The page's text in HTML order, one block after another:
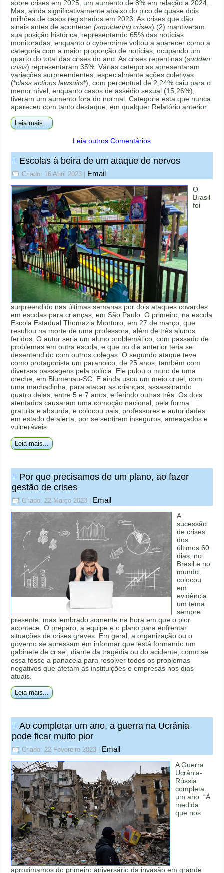
sobre crises em 2025, um aumento de 8% em relação a 2024.
Mas, ainda significativamente abaixo do pico de quase dois
milhões de casos registrados em 2023. As crises que dão
sinais antes de acontecer(smoldering crises) (2) mantiveram
sua posição histórica, representando 65% das notícias
monitoradas, enquanto o cybercrime voltou a aparecer como a
categoria com a maior proporção de notícias, ocupando um
quarto do total das crises do ano. As crises repentinas (sudden
crisis) representaram 35%. Várias categorias apresentaram
variações surpreendentes, especialmente ações coletivas
(*class actions lawsuits*), com percentual de 2,24% caiu para o
menor nível; enquanto casos de assédio sexual (15,26%),
tiveram um aumento fora do normal. Categoria esta que nunca
apareceu com tanto destaque, em qualquer Relatório anterior.
Leia mais...
Leia outros Comentários
Escolas à beira de um ataque de nervos
Criado: 16 Abril 2023 Email
O
Brasil
foi
surpreendido nas últimas semanas por dois ataques covardes
em escolas para crianças, em São Paulo. O primeiro, na escola
Escola Estadual Thomazia Montoro, em 27 de março, que
resultou na morte de uma professora, além de três alunos
feridos. O autor seria um aluno problemático, com passado de
problemas em outra escola, e que no dia anterior teria se
desentendido com outros colegas. O segundo ataque teve
como protagonista um paranoico, de 25 anos, também com
diversas passagens pela polícia. Ele pulou o muro de uma
creche, em Blumenau-SC. E ainda usou um meio cruel, com
uma machadinha, para atacar as crianças, assassinando
quatro delas, entre 5 e 7 anos, e ferindo outras três. Os dois
atentados causaram uma comoção nacional, pela forma
gratuita e absurda; e colocou pais, professores e autoridades
em estado de alerta, por se sentirem inseguros, ameaçados e
vulneráveis.
Leia mais...
Por que precisamos de um plano, ao fazer
gestão de crises
Criado: 22 Março 2023 Email
A
sucessão
de crises
dos
últimos 60
dias, no
Brasil e no
mundo,
colocou
em
evidência
um tema
sempre
presente, mas lembrado somente na hora em que o pior
acontece. O preparo, a equipe e o plano para enfrentar
situações de crises graves. Em geral, a organização ou o
governo se apressam em informar que ‘está formando um
gabinete de crise’, diante da tragédia ou do acidente, como se
essa fosse a panaceia para resolver todos os problemas
negativos que afetam as instituições e empresas nos dias
atuais.
Leia mais...
Ao completar um ano, a guerra na Ucrânia
pode ficar muito pior
Criado: 22 Fevereiro 2023 Email
A Guerra
Ucrânia-
Rússia
completa
um ano. “À
medida
que nos
aproximamos do primeiro aniversário da invasão em grande